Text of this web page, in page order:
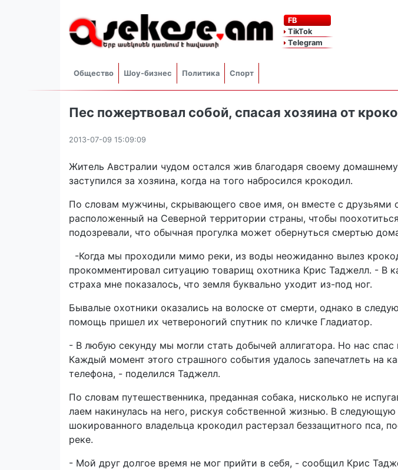
FB
TikTok
Telegram
Общество Шоу-бизнес Политика Спорт
Пес пожертвовал собой, спасая хозяина от
2013-07-09 15:09:09
Житель Австралии чудом остался жив благодаря своему
заступился за хозяина, когда на того набросился крокодил.
По словам мужчины, скрывающего свое имя, он вместе с друзьями
расположенный на Северной территории страны, чтобы
подозревали, что обычная прогулка может обернуться смертью
-Когда мы проходили мимо реки, из воды неожиданно вылез
прокомментировал ситуацию товарищ охотника Крис Таджелл. - В
страха мне показалось, что земля буквально уходит из-под ног.
Бывалые охотники оказались на волоске от смерти, однако в
помощь пришел их четвероногий спутник по кличке Гладиатор.
- В любую секунду мы могли стать добычей аллигатора. Но нас спас
Каждый момент этого страшного события удалось запечатлеть на
телефона, - поделился Таджелл.
По словам путешественника, преданная собака, нисколько не
лаем накинулась на него, рискуя собственной жизнью. В следующую
шокированного владельца крокодил растерзал беззащитного пса,
реке.
- Мой друг долгое время не мог прийти в себя, - сообщил Крис